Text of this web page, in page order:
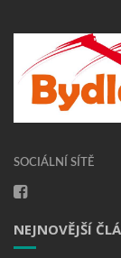
SOCIÁLNÍ SÍTĚ
NEJNOVĚJŠÍ